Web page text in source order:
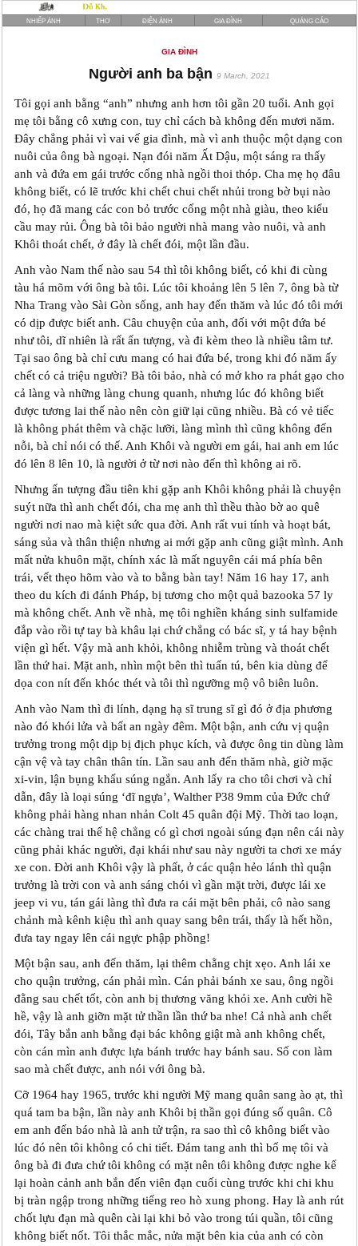
NHIẾP ẢNH THƠ ĐIỆN ẢNH GIA ĐÌNH QUẢNG CÁO
GIA ĐÌNH
Người anh ba bận 9 March, 2021
Tôi gọi anh bằng “anh” nhưng anh hơn tôi gần 20 tuổi. Anh gọi
mẹ tôi bằng cô xưng con, tuy chỉ cách bà không đến mươi năm.
Đây chẳng phải vì vai vế gia đình, mà vì anh thuộc một dạng con
nuôi của ông bà ngoại. Nạn đói năm Ất Dậu, một sáng ra thấy
anh và đứa em gái trước cổng nhà ngồi thoi thóp. Cha mẹ họ đâu
không biết, có lẽ trước khi chết chui chết nhủi trong bờ bụi nào
đó, họ đã mang các con bỏ trước cổng một nhà giàu, theo kiểu
cầu may rủi. Ông bà tôi bảo người nhà mang vào nuôi, và anh
Khôi thoát chết, ở đây là chết đói, một lần đầu.
Anh vào Nam thế nào sau 54 thì tôi không biết, có khi đi cùng
tàu há mõm với ông bà tôi. Lúc tôi khoảng lên 5 lên 7, ông bà từ
Nha Trang vào Sài Gòn sống, anh hay đến thăm và lúc đó tôi mới
có dịp được biết anh. Câu chuyện của anh, đối với một đứa bé
như tôi, dĩ nhiên là rất ấn tượng, và đi kèm theo là nhiều tâm tư.
Tại sao ông bà chỉ cưu mang có hai đứa bé, trong khi đó năm ấy
chết có cả triệu người? Bà tôi bảo, nhà có mở kho ra phát gạo cho
cả làng và những làng chung quanh, nhưng lúc đó không biết
được tương lai thế nào nên còn giữ lại cũng nhiều. Bà có vẻ tiếc
là không phát thêm và chặc lưỡi, làng mình thì cũng không đến
nỗi, bà chỉ nói có thế. Anh Khôi và người em gái, hai anh em lúc
đó lên 8 lên 10, là người ở từ nơi nào đến thì không ai rõ.
Nhưng ấn tượng đầu tiên khi gặp anh Khôi không phải là chuyện
suýt nữa thì anh chết đói, cha mẹ anh thì thều thào bờ ao quê
người nơi nao mà kiệt sức qua đời. Anh rất vui tính và hoạt bát,
sáng sủa và thân thiện nhưng ai mới gặp anh cũng giật mình. Anh
mất nửa khuôn mặt, chính xác là mất nguyên cái má phía bên
trái, vết thẹo hõm vào và to bằng bàn tay! Năm 16 hay 17, anh
theo du kích đi đánh Pháp, bị tương cho một quả bazooka 57 ly
mà không chết. Anh về nhà, mẹ tôi nghiền kháng sinh sulfamide
đắp vào rồi tự tay bà khâu lại chứ chẳng có bác sĩ, y tá hay bệnh
viện gì hết. Vậy mà anh khỏi, không nhiễm trùng và thoát chết
lần thứ hai. Mặt anh, nhìn một bên thì tuấn tú, bên kia dùng để
dọa con nít đến khóc thét và tôi thì ngưỡng mộ vô biên luôn.
Anh vào Nam thì đi lính, dạng hạ sĩ trung sĩ gì đó ở địa phương
nào đó khói lửa và bất an ngày đêm. Một bận, anh cứu vị quận
trưởng trong một dịp bị địch phục kích, và được ông tin dùng làm
cận vệ và tay chân thân tín. Lần sau anh đến thăm nhà, giờ mặc
xi-vin, lận bụng khẩu súng ngắn. Anh lấy ra cho tôi chơi và chỉ
dẫn, đây là loại súng ‘đĩ ngựa’, Walther P38 9mm của Đức chứ
không phải hàng nhan nhản Colt 45 quân đội Mỹ. Thời tao loạn,
các chàng trai thế hệ chẳng có gì chơi ngoài súng đạn nên cái này
cũng phải khác người, đại khái như sau này người ta chơi xe máy
xe con. Đời anh Khôi vậy là phất, ở các quận hẻo lánh thì quận
trưởng là trời con và anh sáng chói vì gần mặt trời, được lái xe
jeep vi vu, tán gái làng thì đưa ra cái mặt bên phải, cô nào sang
chảnh mà kênh kiệu thì anh quay sang bên trái, thấy là hết hồn,
đưa tay ngay lên cái ngực phập phồng!
Một bận sau, anh đến thăm, lại thêm chằng chịt xẹo. Anh lái xe
cho quận trưởng, cán phải mìn. Cán phải bánh xe sau, ông ngồi
đằng sau chết tốt, còn anh bị thương văng khỏi xe. Anh cười hề
hề, vậy là anh giỡn mặt tử thần lần thứ ba nhe! Cả nhà anh chết
đói, Tây bắn anh bằng đại bác không giật mà anh không chết,
còn cán mìn anh được lựa bánh trước hay bánh sau. Số con làm
sao mà chết được, anh nói với ông bà.
Cỡ 1964 hay 1965, trước khi người Mỹ mang quân sang ào ạt, thì
quá tam ba bận, lần này anh Khôi bị thần gọi đúng số quân. Cô
em anh đến báo nhà là anh tử trận, ra sao thì cô không biết vào
lúc đó nên tôi không có chi tiết. Đám tang anh thì bố mẹ tôi và
ông bà đi đưa chứ tôi không có mặt nên tôi không được nghe kể
lại hoàn cảnh anh bắn đến viên đạn cuối cùng trước khi chi khu
bị tràn ngập trong những tiếng reo hò xung phong. Hay là anh rút
chốt lựu đạn mà quên cài lại khi bỏ vào trong túi quần, tôi cũng
không biết nốt. Tôi thắc mắc, nửa mặt bên kia của anh có còn